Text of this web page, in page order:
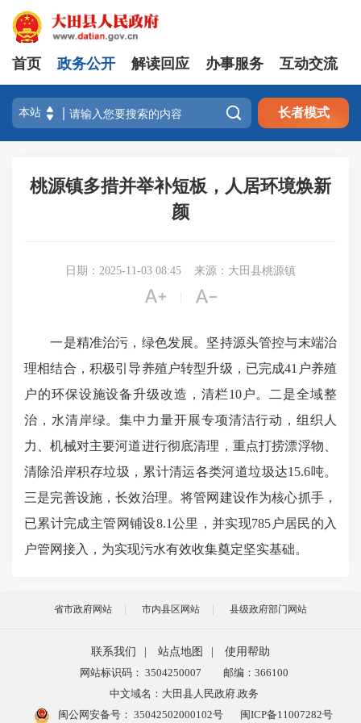
首页 政务公开 解读回应 办事服务 互动交流
 长者模式
桃源镇多措并举补短板，人居环境焕新
颜
日期：2025-11-03 08:45 来源：大田县桃源镇
 
一是精准治污，绿色发展。坚持源头管控与末端治
理相结合，积极引导养殖户转型升级，已完成41户养殖
户的环保设施设备升级改造，清栏10户。二是全域整
治，水清岸绿。集中力量开展专项清洁行动，组织人
力、机械对主要河道进行彻底清理，重点打捞漂浮物、
清除沿岸积存垃圾，累计清运各类河道垃圾达15.6吨。
三是完善设施，长效治理。将管网建设作为核心抓手，
已累计完成主管网铺设8.1公里，并实现785户居民的入
户管网接入，为实现污水有效收集奠定坚实基础。
省市政府网站 市内县区网站 县级政府部门网站
联系我们 站点地图
使用帮助
网站标识码： 3504250007
邮编：366100
中文域名：大田县人民政府.政务
闽公网安备号： 35042502000102号 闽ICP备11007282号